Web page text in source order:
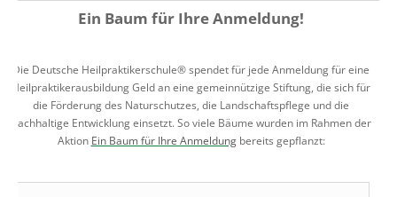
Ein Baum für Ihre Anmeldung!
Die Deutsche Heilpraktikerschule® spendet für jede Anmeldung für eine
Heilpraktikerausbildung Geld an eine gemeinnützige Stiftung, die sich für
die Förderung des Naturschutzes, die Landschaftspflege und die
nachhaltige Entwicklung einsetzt. So viele Bäume wurden im Rahmen der
Aktion Ein Baum für Ihre Anmeldungbereits gepflanzt: